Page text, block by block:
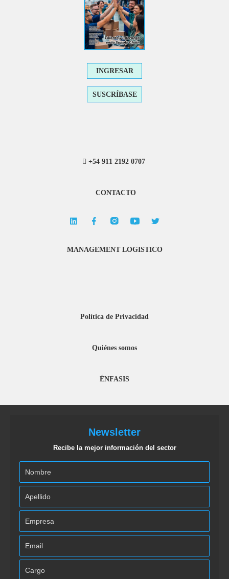
INGRESAR
SUSCRÍBASE
+54 911 2192 0707
CONTACTO
MANAGEMENT LOGISTICO
Política de Privacidad
Quiénes somos
ÉNFASIS
Newsletter
Recibe la mejor información del sector